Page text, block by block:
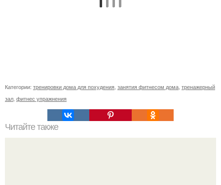
Категории: тренировки дома для похудения, занятия фитнесом дома, тренажерный
зал, фитнес упражнения
Читайте также